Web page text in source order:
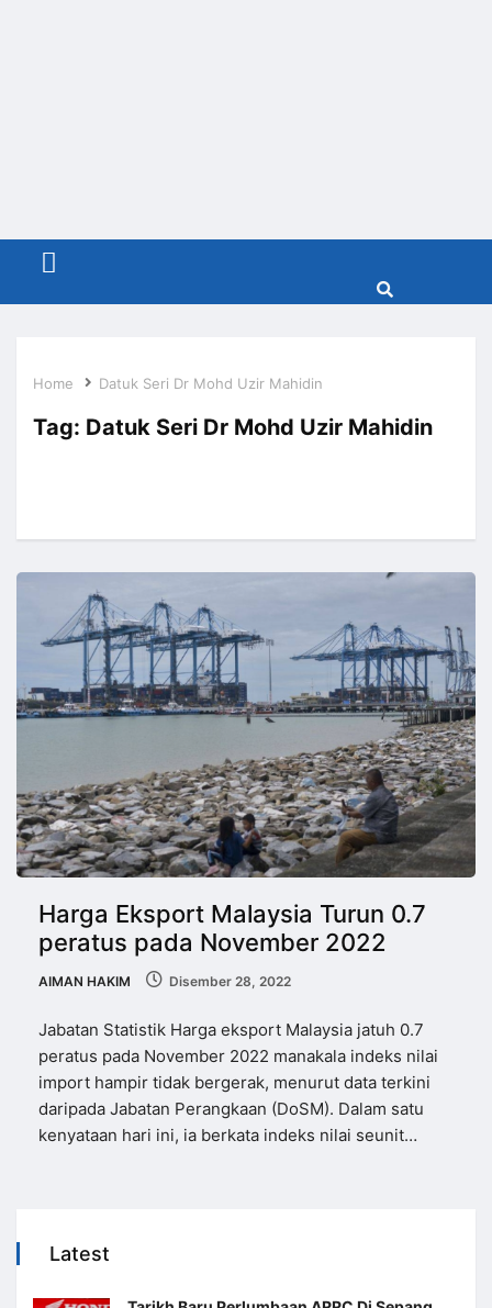
Menu
Home Datuk Seri Dr Mohd Uzir Mahidin
Tag: Datuk Seri Dr Mohd Uzir Mahidin
Harga Eksport Malaysia Turun 0.7
peratus pada November 2022
AIMAN HAKIM Disember 28, 2022
Jabatan Statistik Harga eksport Malaysia jatuh 0.7
peratus pada November 2022 manakala indeks nilai
import hampir tidak bergerak, menurut data terkini
daripada Jabatan Perangkaan (DoSM). Dalam satu
kenyataan hari ini, ia berkata indeks nilai seunit…
Latest